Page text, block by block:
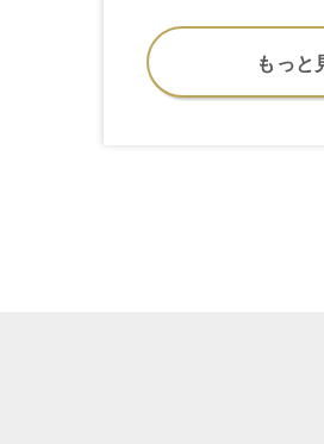
もっと